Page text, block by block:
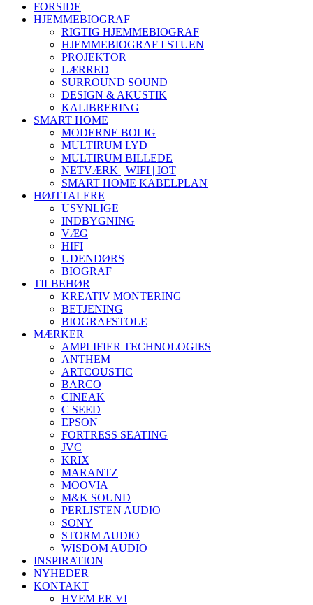
FORSIDE
HJEMMEBIOGRAF
RIGTIG HJEMMEBIOGRAF
HJEMMEBIOGRAF I STUEN
PROJEKTOR
LÆRRED
SURROUND SOUND
DESIGN & AKUSTIK
KALIBRERING
SMART HOME
MODERNE BOLIG
MULTIRUM LYD
MULTIRUM BILLEDE
NETVÆRK | WIFI | IOT
SMART HOME KABELPLAN
HØJTTALERE
USYNLIGE
INDBYGNING
VÆG
HIFI
UDENDØRS
BIOGRAF
TILBEHØR
KREATIV MONTERING
BETJENING
BIOGRAFSTOLE
MÆRKER
AMPLIFIER TECHNOLOGIES
ANTHEM
ARTCOUSTIC
BARCO
CINEAK
C SEED
EPSON
FORTRESS SEATING
JVC
KRIX
MARANTZ
MOOVIA
M&K SOUND
PERLISTEN AUDIO
SONY
STORM AUDIO
WISDOM AUDIO
INSPIRATION
NYHEDER
KONTAKT
HVEM ER VI